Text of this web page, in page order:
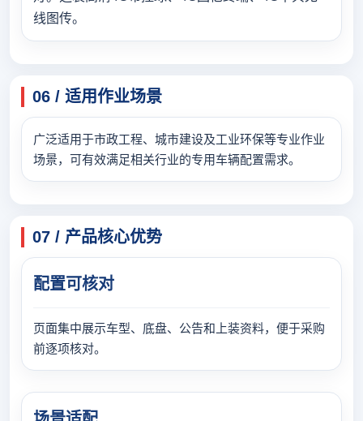
线图传。
06 / 适用作业场景
广泛适用于市政工程、城市建设及工业环保等专业作业
场景，可有效满足相关行业的专用车辆配置需求。
07 / 产品核心优势
配置可核对
页面集中展示车型、底盘、公告和上装资料，便于采购
前逐项核对。